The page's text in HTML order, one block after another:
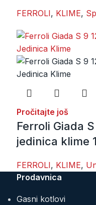
FERROLI, KLIME,
Pročitajte još
Ferroli Giada
jedinica klime
FERROLI, KLIME,
Prodavnica
Gasni kotlovi